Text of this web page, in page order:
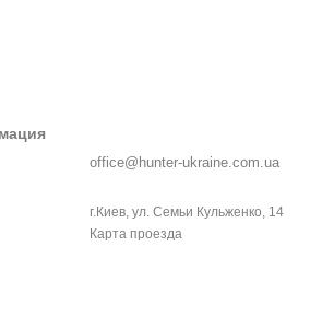
office@hunter-ukraine.com.ua
г.Киев, ул. Семьи Кульженко, 14
Карта проезда